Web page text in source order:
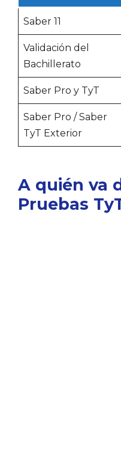
Saber 11
Validación del
Bachillerato
Saber Pro y TyT
Saber Pro / Saber
TyT Exterior
A quién va
Pruebas